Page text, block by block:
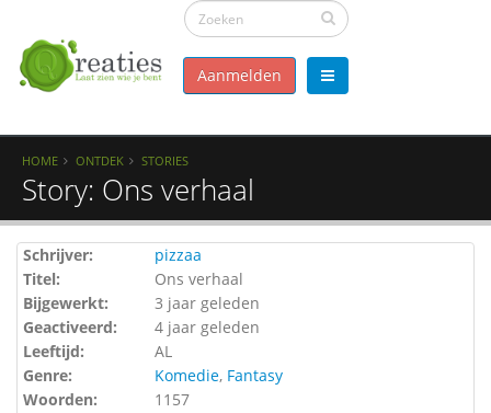
Aanmelden
HOME ONTDEK STORIES
Story: Ons verhaal
Schrijver:
pizzaa
Titel:
Ons verhaal
Bijgewerkt:
3 jaar geleden
Geactiveerd:
4 jaar geleden
Leeftijd:
AL
Genre:
Komedie, Fantasy
Woorden:
1157